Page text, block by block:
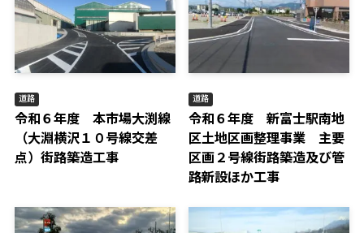
道路
令和６年度 本市場大渕線
（大淵横沢１０号線交差
点）街路築造工事
道路
令和６年度 新富士駅南地
区土地区画整理事業 主要
区画２号線街路築造及び管
路新設ほか工事